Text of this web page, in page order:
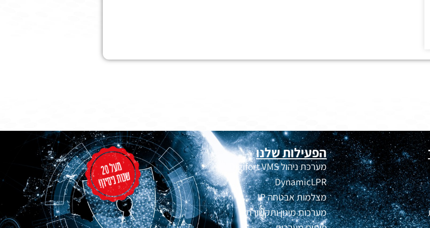
הפעילות שלנו
מערכת ניהול Digifort VMS
DynamicLPR
מצלמות אבטחה IP
מערכות מיגון ותקשורת